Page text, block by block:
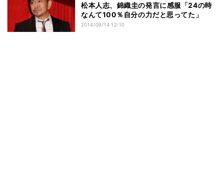
松本人志、錦織圭の発言に感服「24の時
なんて100％自分の力だと思ってた」
2014/09/14 12:10